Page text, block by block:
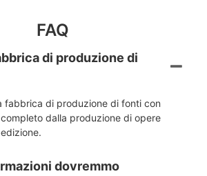
FAQ
di produzione di
fabbrica di produzione di fonti con
dalla produzione di opere
dovremmo